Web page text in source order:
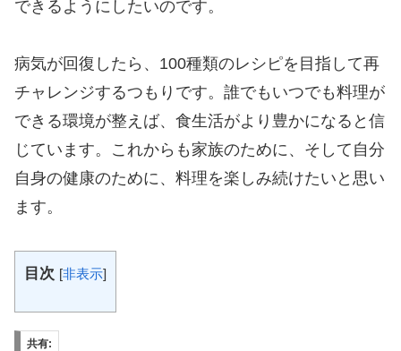
できるようにしたいのです。
病気が回復したら、100種類のレシピを目指して再
チャレンジするつもりです。誰でもいつでも料理が
できる環境が整えば、食生活がより豊かになると信
じています。これからも家族のために、そして自分
自身の健康のために、料理を楽しみ続けたいと思い
ます。
目次 [非表示]
共有: